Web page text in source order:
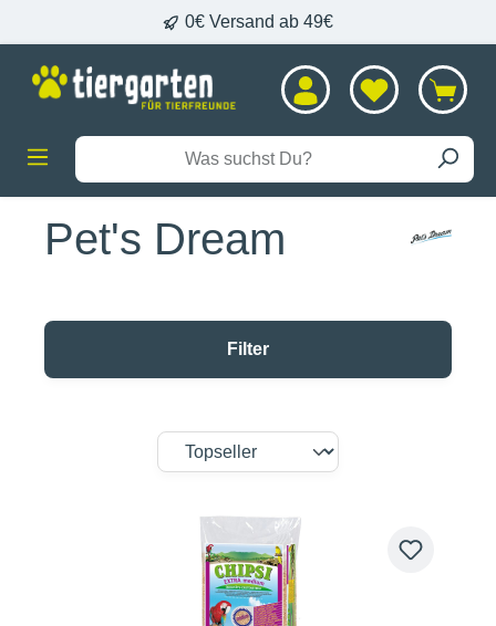
0€ Versand ab 49€
Pet's Dream
Filter